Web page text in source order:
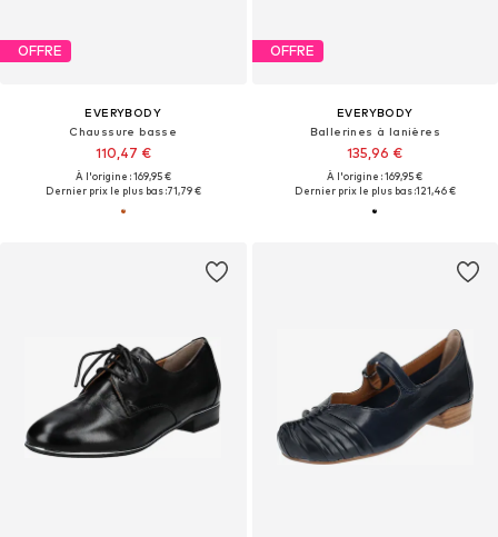
OFFRE
EVERYBODY
Chaussure basse
110,47 €
À l'origine : 169,95 €
Dernier prix le plus bas :71,79 €
OFFRE
EVERYBODY
Ballerines à lanières
135,96 €
À l'origine : 169,95 €
Dernier prix le plus bas :121,46 €